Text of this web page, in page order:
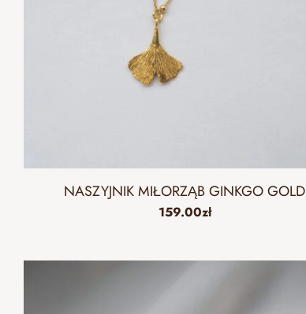
NASZYJNIK MIŁORZĄB GINKGO GOLD
159.00zł